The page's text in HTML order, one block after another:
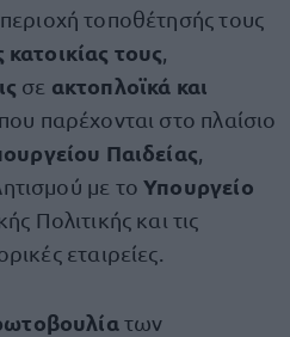
τοποθέτησής τους
τους
σε ακτοπλοϊκά και
που παρέχονται στο πλαίσιο
Παιδείας
με τοΥπουργείο
Πολιτικής και τις
εταιρείες.
των